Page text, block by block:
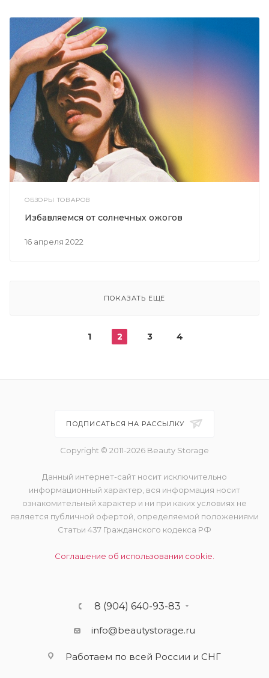
ОБЗОРЫ ТОВАРОВ
16 апреля 2022
Избавляемся от солнечных ожогов
ПОКАЗАТЬ ЕЩЕ
1 2 3 4
ПОДПИСАТЬСЯ НА РАССЫЛКУ
Copyright © 2011-2026 Beauty Storage
Данный интернет-сайт носит исключительно
информационный характер, вся информация носит
ознакомительный характер и ни при каких условиях не
является публичной офертой, определяемой положениями
Статьи 437 Гражданского кодекса РФ
Соглашение об использовании cookie.
8 (904) 640-93-83
info@beautystorage.ru
Работаем по всей России и СНГ